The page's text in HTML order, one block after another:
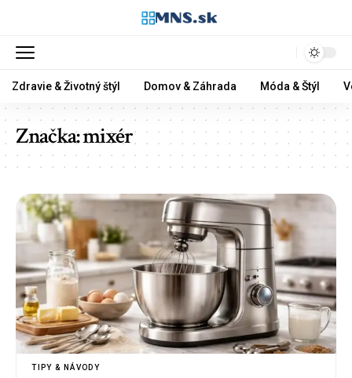
Zdravie & Životný štýl Domov & Záhrada Móda & Štýl
Značka:mixér
TIPY & NÁVODY